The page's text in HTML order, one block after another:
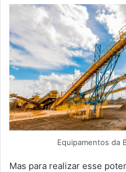
Equipamentos da
Mas para realizar esse